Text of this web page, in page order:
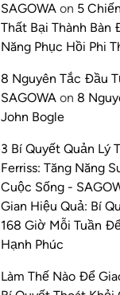
SAGOWA on 5
Thất Bại Thành Bàn
Năng Phục Hồi Phi
8 Nguyên Tắc Đầu
SAGOWA on 8
John Bogle
3 Bí Quyết Quản Lý
Ferriss: Tăng Năng
Cuộc Sống -
Gian Hiệu Quả: Bí
168 Giờ Mỗi Tuần
Hạnh Phúc
Làm Thế Nào Để